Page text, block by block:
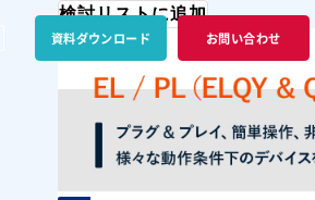
資料ダウンロード お問い合わせ
検討リストに追加